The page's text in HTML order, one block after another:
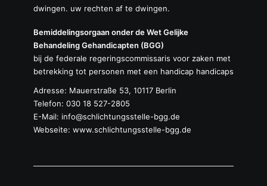
dwingen. uw rechten af te dwingen.
Bemiddelingsorgaan onder de Wet Gelijke
Behandeling Gehandicapten (BGG)
bij de federale regeringscommissaris voor zaken met
betrekking tot personen met een handicap handicaps
Adresse: Mauerstraße 53, 10117 Berlin
Telefon: 030 18 527-2805
E-Mail: info@schlichtungsstelle-bgg.de
Webseite: www.schlichtungsstelle-bgg.de